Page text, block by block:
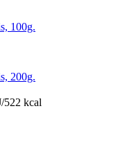
100g.
200g.
522 kcal